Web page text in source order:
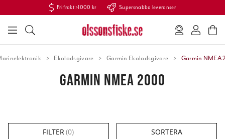
Fri frakt >1000 kr Supersnabba leveranser
Ekolodsgivare Garmin Ekolodsgivare Garmin NMEA
GARMIN NMEA 2000
FILTER (0) SORTERA